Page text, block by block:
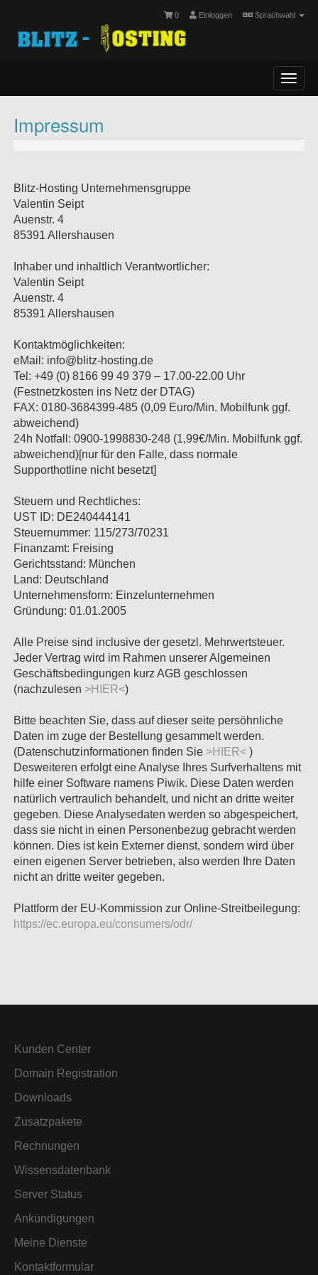
Sprachwahl
Einloggen
0
Impressum
Blitz-Hosting Unternehmensgruppe
Valentin Seipt
Auenstr. 4
85391 Allershausen
Inhaber und inhaltlich Verantwortlicher:
Valentin Seipt
Auenstr. 4
85391 Allershausen
Kontaktmöglichkeiten:
eMail: info@blitz-hosting.de
Tel: +49 (0) 8166 99 49 379 – 17.00-22.00 Uhr
(Festnetzkosten ins Netz der DTAG)
FAX: 0180-3684399-485 (0,09 Euro/Min. Mobilfunk ggf.
abweichend)
24h Notfall: 0900-1998830-248 (1,99€/Min. Mobilfunk ggf.
abweichend)[nur für den Falle, dass normale
Supporthotline nicht besetzt]
Steuern und Rechtliches:
UST ID: DE240444141
Steuernummer: 115/273/70231
Finanzamt: Freising
Gerichtsstand: München
Land: Deutschland
Unternehmensform: Einzelunternehmen
Gründung: 01.01.2005
Alle Preise sind inclusive der gesetzl. Mehrwertsteuer.
Jeder Vertrag wird im Rahmen unserer Algemeinen
Geschäftsbedingungen kurz AGB geschlossen
(nachzulesen >HIER<)
Bitte beachten Sie, dass auf dieser seite persöhnliche
Daten im zuge der Bestellung gesammelt werden.
(Datenschutzinformationen finden Sie >HIER< )
Desweiteren erfolgt eine Analyse Ihres Surfverhaltens mit
hilfe einer Software namens Piwik. Diese Daten werden
natürlich vertraulich behandelt, und nicht an dritte weiter
gegeben. Diese Analysedaten werden so abgespeichert,
dass sie nicht in einen Personenbezug gebracht werden
können. Dies ist kein Externer dienst, sondern wird über
einen eigenen Server betrieben, also werden Ihre Daten
nicht an dritte weiter gegeben.
Plattform der EU-Kommission zur Online-Streitbeilegung:
https://ec.europa.eu/consumers/odr/
Kunden Center
Domain Registration
Downloads
Zusatzpakete
Rechnungen
Wissensdatenbank
Server Status
Ankündigungen
Meine Dienste
Kontaktformular